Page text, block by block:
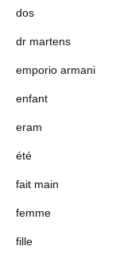
dos
dr martens
emporio armani
enfant
eram
été
fait main
femme
fille